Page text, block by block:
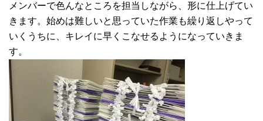
メンバーで色んなところを担当しながら、形に仕上げてい
きます。始めは難しいと思っていた作業も繰り返しやって
いくうちに、キレイに早くこなせるようになっていきま
す。